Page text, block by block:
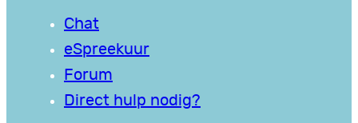
Chat
eSpreekuur
Forum
Direct hulp nodig?